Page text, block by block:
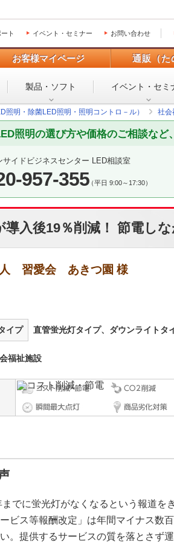
ト イベント・セミナー お問い合わせ
お客様マイページ 通販（た
製品・ソフト イベント・ セミ
照明・除菌LED照明・照明コントロ－ル） 社
照明の選び方や価格のご相談など
サイドビジネスセンター LED相談室
957-355（平日 9:00～17:30）
導入後19％削減！ 節電し
人 習愛会 あきつ園 様
イプ 直管蛍光灯タイプ、ダウンライトタ
福祉施設
までに蛍光灯がなくなるという報道を
ビス等報酬改定」は年間マイナス数
。提供するサービスの質を落とさず